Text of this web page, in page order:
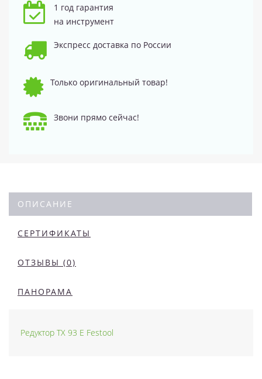
1 год гарантия
на инструмент
Экспресс доставка по России
Только оригинальный товар!
Звони прямо сейчас!
ОПИСАНИЕ
СЕРТИФИКАТЫ
ОТЗЫВЫ (0)
ПАНОРАМА
Редуктор TX 93 E Festool